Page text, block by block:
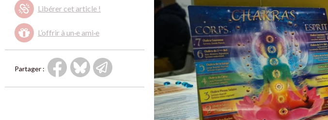
Libérer cet article !
L’offrir à un·e ami·e
Partager :